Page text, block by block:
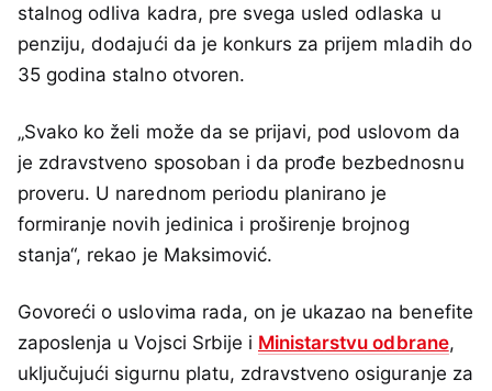
stalnog odliva kadra, pre svega usled odlaska u
penziju, dodajući da je konkurs za prijem mladih do
35 godina stalno otvoren.
„Svako ko želi može da se prijavi, pod uslovom da
je zdravstveno sposoban i da prođe bezbednosnu
proveru. U narednom periodu planirano je
formiranje novih jedinica i proširenje brojnog
stanja“, rekao je Maksimović.
Govoreći o uslovima rada, on je ukazao na benefite
zaposlenja u Vojsci Srbije i Ministarstvu odbrane,
uključujući sigurnu platu, zdravstveno osiguranje za